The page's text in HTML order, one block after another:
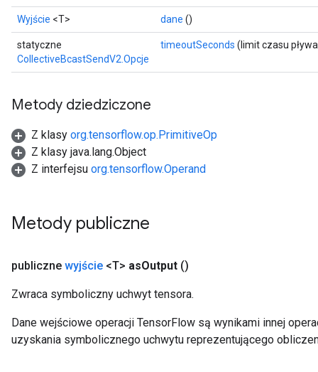
Wyjście <T> dane ()
statyczne
CollectiveBcastSendV2.Opcje
timeoutSeconds (limit czasu
Metody dziedziczone
Z klasy org.tensorflow.op.PrimitiveOp
Z klasy java.lang.Object
Z interfejsu org.tensorflow.Operand
Metody publiczne
publiczne wyjście <T> asOutput ()
Zwraca symboliczny uchwyt tensora.
Dane wejściowe operacji TensorFlow są wynikami innej
uzyskania symbolicznego uchwytu reprezentującego